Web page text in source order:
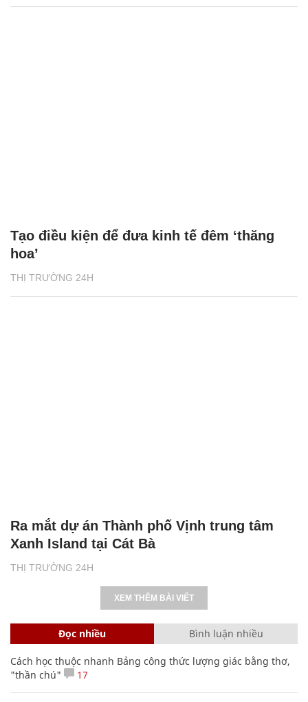
THỊ TRƯỜNG 24H
Tạo điều kiện để đưa kinh tế đêm ‘thăng
hoa’
THỊ TRƯỜNG 24H
Ra mắt dự án Thành phố Vịnh trung tâm
Xanh Island tại Cát Bà
XEM THÊM BÀI VIẾT
Đọc nhiều Bình luận nhiều
Cách học thuộc nhanh Bảng công thức lượng giác bằng thơ,
"thần chú"
17